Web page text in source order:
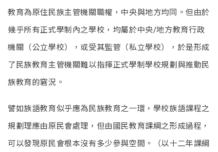
教育為原住民族主管機關職權，中央與地方均同。但由於
幾乎所有正式學制內之學校，均屬於中央/地方教育行政
機關（公立學校），或受其監管（私立學校），於是形成
了民族教育主管機關難以指揮正式學制學校規劃與推動民
族教育的窘況。
譬如族語教育似乎應為民族教育之一環，學校族語課程之
規劃理應由原民會處理，但由國民教育課綱之形成過程，
可以發現原民會根本沒有多少參與空間。（以十二年課綱